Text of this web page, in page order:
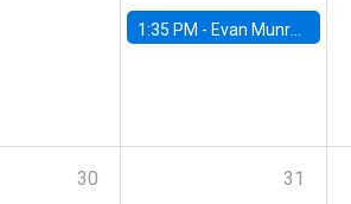
1:35 PM - Evan Munro, Neyman Visiting Assistant Professor in the Department of Statistics at UC Berkeley
30 31